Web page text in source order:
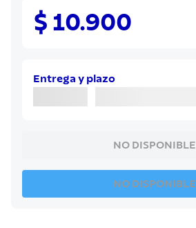
$ 10.900
Entrega y plazo
NO DISPONIBLE
NO DISPONIBLE
cuchillo
10. olla